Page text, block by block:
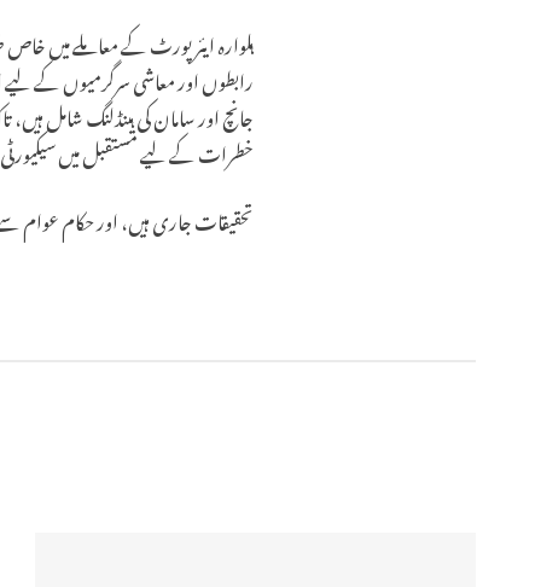
ہلوارہ ایئرپورٹ کے معاملے میں خاص
رابطوں اور معاشی سرگرمیوں کے لیے
جانچ اور سامان کی ہینڈلنگ شامل
خطرات کے لیے مستقبل میں سیکیورٹی
تحقیقات جاری ہیں، اور حکام عوام